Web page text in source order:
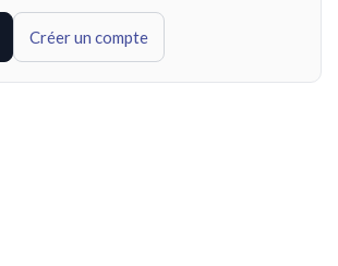
Créer un compte